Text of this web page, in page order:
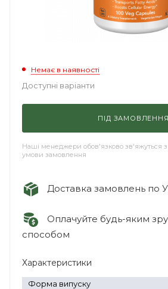
Немає в наявності
Доступні варіанти
ПІД ЗАМОВЛЕННЯ
Наші менеджери обов'язково зв'яжуться з
умови замовлення
Доставка замовлень по
Оплачуйте будь-яким
способом
Характеристики
Форма випуску